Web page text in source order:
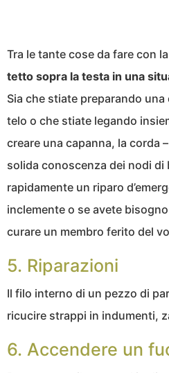
Tra le tante cose da fare con
tetto sopra la testa in una
Sia che stiate preparando
telo o che stiate legando
creare una capanna, la corda
solida conoscenza dei nodi di
rapidamente un riparo
inclemente o se avete
curare un membro ferito del
5. Riparazioni
Il filo interno di un pezzo di
ricucire strappi in indumenti,
6. Accendere un